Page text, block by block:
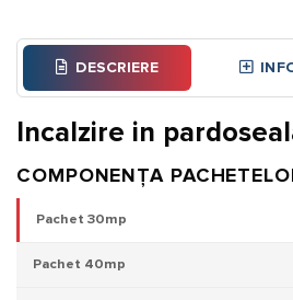
DESCRIERE
Incalzire in
COMPONENȚA
Pachet 30mp
Pachet 40mp